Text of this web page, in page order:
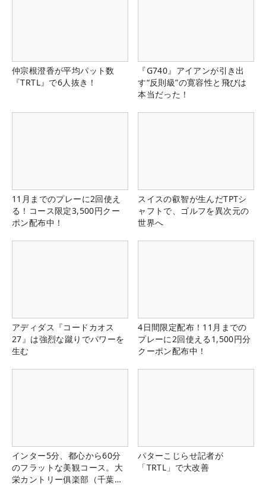
仲宗根澄香が平均パット数
『TRTL』で6人抜き！
『G740』アイアンが引き出
す“反則級”の寛容性と飛びは
本当だった！
11月までのプレーに2回使え
る！コース限定3,500円クー
ポン配布中！
スイスの叡智が生んだTPTシ
ャフトで、ゴルフを異次元の
世界へ
アディダス『コードカオス
27』は強烈な蹴りでパワーを
生む
4日間限定配布！11月までの
プレーに2回使える1,500円分
クーポン配布中！
インター5分、都心から60分
のフラットな美観コース。大
栄カントリー俱楽部（千葉
パターこじらせ記者が
「TRTL」で大改善